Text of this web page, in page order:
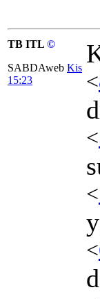
TB ITL ©
SABDAweb Kis
15:23
<
<
<
<